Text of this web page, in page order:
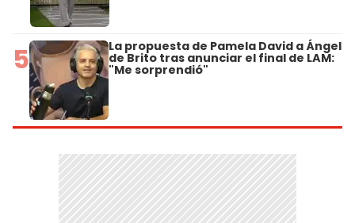
5 La propuesta de Pamela David a Ángel
de Brito tras anunciar el final de LAM:
"Me sorprendió"